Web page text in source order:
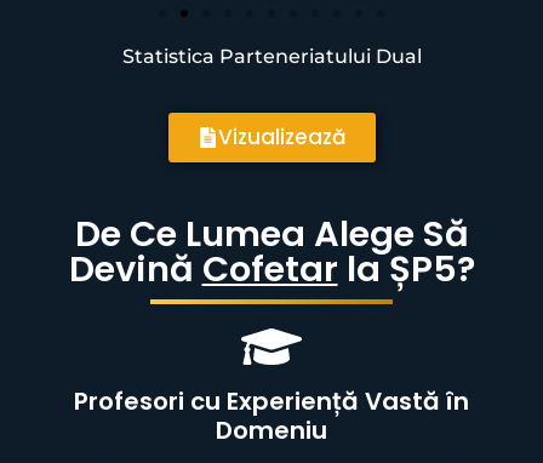
Statistica Parteneriatului Dual
Vizualizează
De Ce Lumea Alege Să
Devină Cofetar la ȘP5?
Profesori cu Experiență Vastă în
Domeniu